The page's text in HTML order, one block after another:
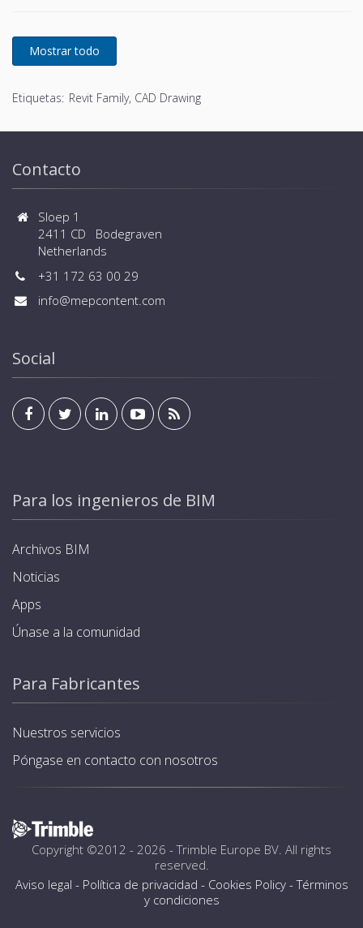
Etiquetas: Revit Family, CAD Drawing
Contacto
Sloep 1
2411 CD Bodegraven
Netherlands
+31 172 63 00 29
info@mepcontent.com
Social
Para los ingenieros de BIM
Archivos BIM
Noticias
Apps
Únase a la comunidad
Para Fabricantes
Nuestros servicios
Póngase en contacto con nosotros
Copyright ©2012 - 2026 -Trimble Europe BV. All rights
reserved.
Aviso legal - Política de privacidad - Cookies Policy-Términos
y condiciones